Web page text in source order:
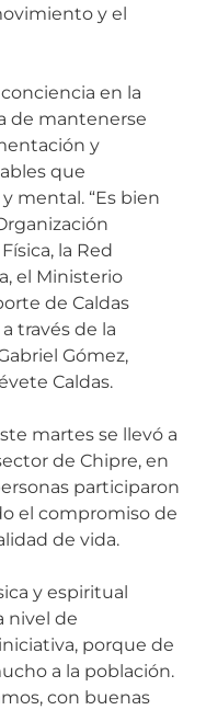
y el
en la
de mantenerse
y
que
mental. “Es bien
la Red
el Ministerio
de Caldas
través de la
Gómez,
Caldas.
martes se llevó a
de Chipre, en
participaron
el compromiso de
de vida.
y espiritual
nivel de
porque de
a la población.
con buenas